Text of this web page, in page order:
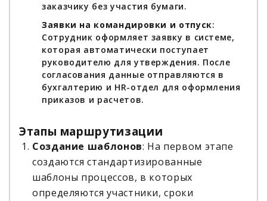
заказчику без участия бумаги.
Заявки на командировки и отпуск:
Сотрудник оформляет заявку в системе,
которая автоматически поступает
руководителю для утверждения. После
согласования данные отправляются в
бухгалтерию и HR-отдел для оформления
приказов и расчетов.
Этапы маршрутизации
Создание шаблонов: На первом этапе
создаются стандартизированные
шаблоны процессов, в которых
определяются участники, сроки